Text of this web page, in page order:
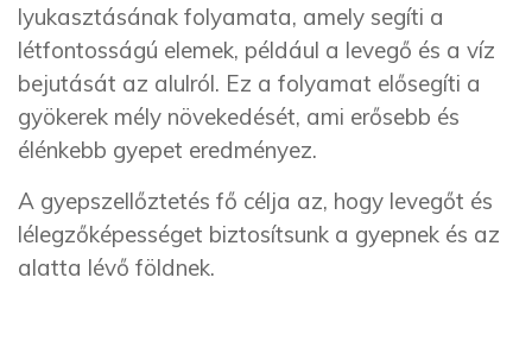
lyukasztásának folyamata, amely segíti a
létfontosságú elemek, például a levegő és a víz
bejutását az alulról. Ez a folyamat elősegíti a
gyökerek mély növekedését, ami erősebb és
élénkebb gyepet eredményez.
A gyepszellőztetés fő célja az, hogy levegőt és
lélegzőképességet biztosítsunk a gyepnek és az
alatta lévő földnek.